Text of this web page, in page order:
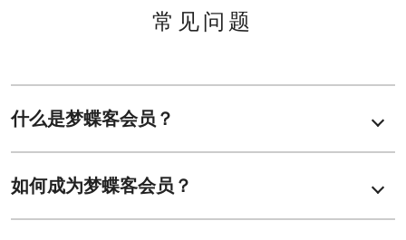
常见问题
什么是梦蝶客会员？
如何成为梦蝶客会员？